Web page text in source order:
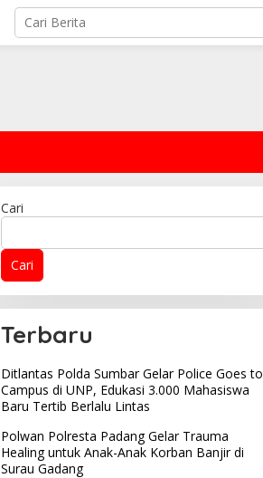
Cari
Cari
Terbaru
Ditlantas Polda Sumbar Gelar Police Goes to
Campus di UNP, Edukasi 3.000 Mahasiswa
Baru Tertib Berlalu Lintas
Polwan Polresta Padang Gelar Trauma
Healing untuk Anak-Anak Korban Banjir di
Surau Gadang